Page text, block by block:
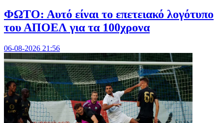
ΦΩΤΟ: Αυτό είναι το επετειακό λογότυπο
του ΑΠΟΕΛ για τα 100χρονα
06-08-2026 21:56